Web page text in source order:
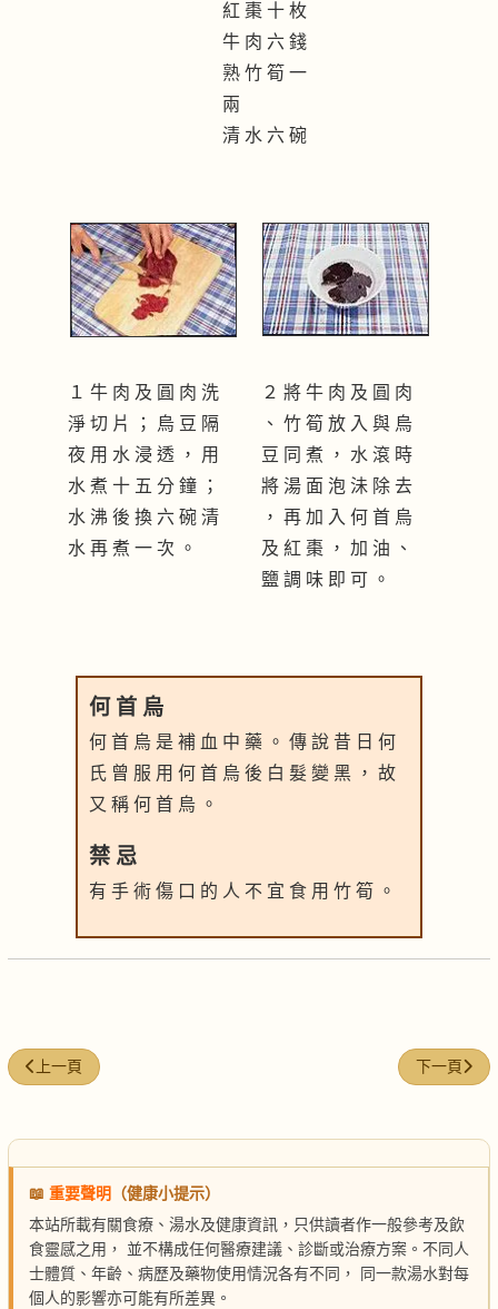
紅 棗 十 枚
牛 肉 六 錢
熟 竹 筍 一
兩
清 水 六 碗
１ 牛 肉 及 圓 肉 洗
淨 切 片 ； 烏 豆 隔
夜 用 水 浸 透 ， 用
水 煮 十 五 分 鐘 ；
水 沸 後 換 六 碗 清
水 再 煮 一 次 。
２ 將 牛 肉 及 圓 肉
、 竹 筍 放 入 與 烏
豆 同 煮 ， 水 滾 時
將 湯 面 泡 沬 除 去
， 再 加 入 何 首 烏
及 紅 棗 ， 加 油 、
鹽 調 味 即 可 。
何 首 烏
何 首 烏 是 補 血 中 藥 。 傳 說 昔 日 何
氏 曾 服 用 何 首 烏 後 白 髮 變 黑 ， 故
又 稱 何 首 烏 。
禁 忌
有 手 術 傷 口 的 人 不 宜 食 用 竹 筍 。
上一篇文章: 圓肉合桃湯
上一頁 下一篇文章
下一頁
📖 重要聲明
（健康小提示）
本站所載有關食療、湯水及健康資訊，只供讀者作一般參考及飲
食靈感之用， 並不構成任何醫療建議、診斷或治療方案。不同人
士體質、年齡、病歷及藥物使用情況各有不同， 同一款湯水對每
個人的影響亦可能有所差異。